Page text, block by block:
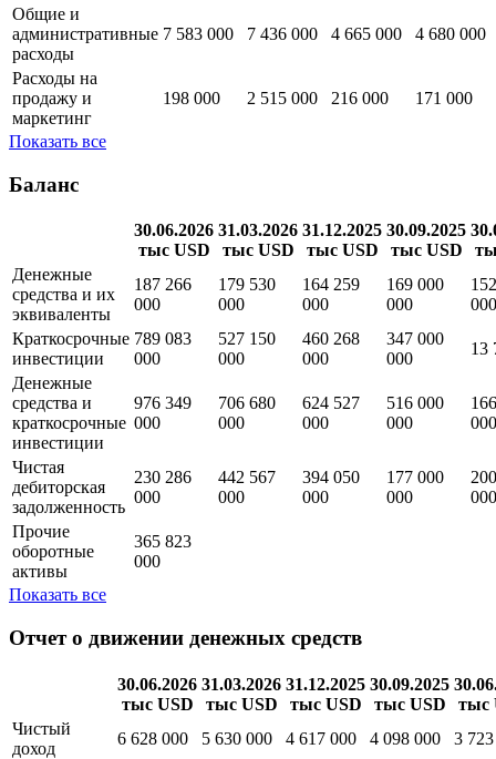
Общие и
административные
расходы
7 583 000 7 436 000 4 665 000 4 680 000
Расходы на
продажу и
маркетинг
198 000 2 515 000 216 000 171 000
Показать все
Баланс
30.06.2026
тыс USD
31.03.2026
тыс USD
31.12.2025
тыс USD
30.09.2025
тыс USD
Денежные
средства и их
эквиваленты
187 266
000
179 530
000
164 259
000
169 000
000
000
Краткосрочные
инвестиции
789 083
000
527 150
000
460 268
000
347 000
000
13
Денежные
средства и
краткосрочные
инвестиции
976 349
000
706 680
000
624 527
000
516 000
000
000
Чистая
дебиторская
задолженность
230 286
000
442 567
000
394 050
000
177 000
000
000
Прочие
оборотные
активы
365 823
000
Показать все
Отчет о движении денежных средств
30.06.2026
тыс USD
31.03.2026
тыс USD
31.12.2025
тыс USD
30.09.2025
тыс USD
тыс
Чистый
доход
6 628 000 5 630 000 4 617 000 4 098 000
3